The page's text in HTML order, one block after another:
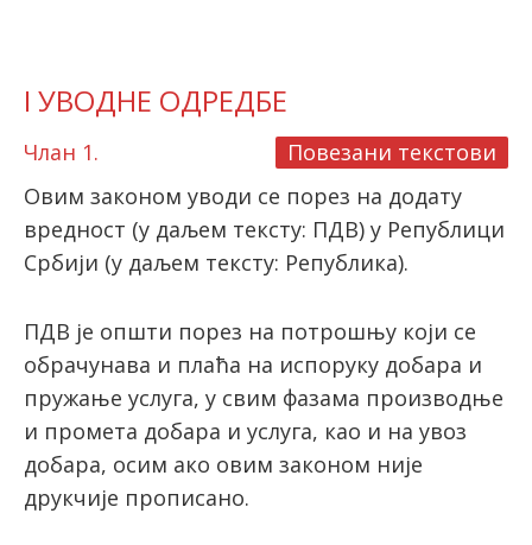
I УВОДНЕ ОДРЕДБЕ
Повезани текстови
Члан 1.
Овим законом уводи се порез на додату
вредност (у даљем тексту: ПДВ) у Републици
Србији (у даљем тексту: Република).
ПДВ је општи порез на потрошњу који се
обрачунава и плаћа на испоруку добара и
пружање услуга, у свим фазама производње
и промета добара и услуга, као и на увоз
добара, осим ако овим законом није
друкчије прописано.